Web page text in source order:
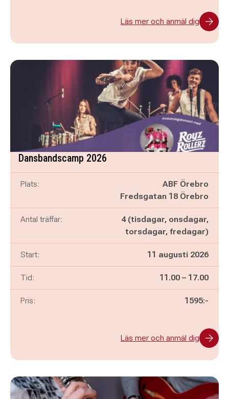
Läs mer och anmäl dig
Dansbandscamp 2026
Plats:
ABF Örebro
Fredsgatan 18 Örebro
Antal träffar:
4 (tisdagar, onsdagar,
torsdagar, fredagar)
Start: 11 augusti 2026
Tid: Pågår mellan
11.00 – och
17.00
Pris: 1595:-
Läs mer och anmäl dig